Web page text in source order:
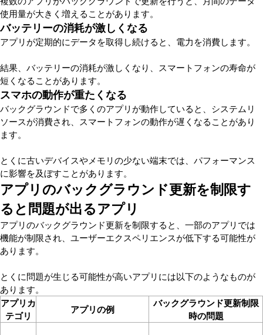
使用量が大きく増えることがあります。
バッテリーの消耗が激しくなる
アプリが定期的にデータを取得し続けると、電力を消費します。
結果、バッテリーの消耗が激しくなり、スマートフォンの寿命が
短くなることがあります。
スマホの動作が重たくなる
バックグラウンドで多くのアプリが動作していると、システムリ
ソースが消費され、スマートフォンの動作が遅くなることがあり
ます。
とくに古いデバイスやメモリの少ない端末では、パフォーマンス
に影響を及ぼすことがあります。
アプリのバックグラウンド更新を制限す
ると問題が出るアプリ
アプリのバックグラウンド更新を制限すると、一部のアプリでは
機能が制限され、ユーザーエクスペリエンスが低下する可能性が
あります。
とくに問題が生じる可能性が高いアプリには以下のようなものが
あります。
アプリカ
テゴリ
アプリの例
バックグラウンド更新制限
時の問題